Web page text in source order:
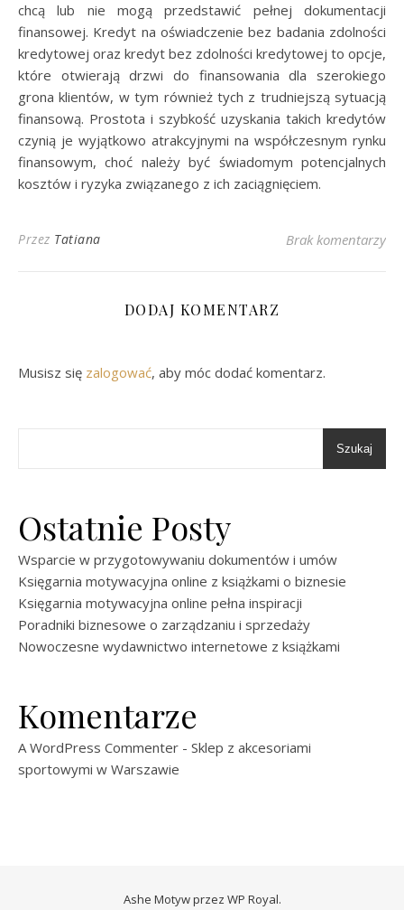
chcą lub nie mogą przedstawić pełnej dokumentacji
finansowej. Kredyt na oświadczenie bez badania zdolności
kredytowej oraz kredyt bez zdolności kredytowej to opcje,
które otwierają drzwi do finansowania dla szerokiego
grona klientów, w tym również tych z trudniejszą sytuacją
finansową. Prostota i szybkość uzyskania takich kredytów
czynią je wyjątkowo atrakcyjnymi na współczesnym rynku
finansowym, choć należy być świadomym potencjalnych
kosztów i ryzyka związanego z ich zaciągnięciem.
Przez Tatiana Brak komentarzy
DODAJ KOMENTARZ
Musisz się zalogować, aby móc dodać komentarz.
Szukaj
Ostatnie Posty
Wsparcie w przygotowywaniu dokumentów i umów
Księgarnia motywacyjna online z książkami o biznesie
Księgarnia motywacyjna online pełna inspiracji
Poradniki biznesowe o zarządzaniu i sprzedaży
Nowoczesne wydawnictwo internetowe z książkami
Komentarze
A WordPress Commenter - Sklep z akcesoriami
sportowymi w Warszawie
Ashe Motyw przez WP Royal.